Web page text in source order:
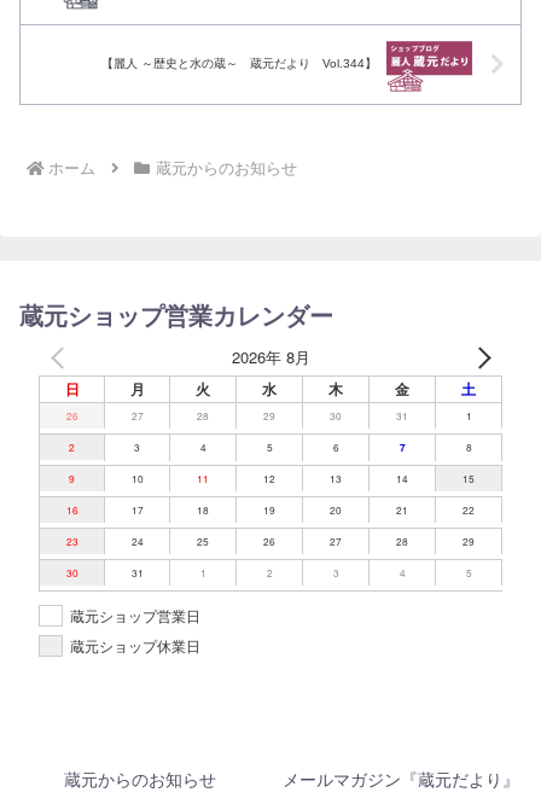
【麗人 ～歴史と水の蔵～ 蔵元だより Vol.344】
ホーム 蔵元からのお知らせ
蔵元ショップ営業カレンダー
2026年 8月
日 月 火 水 木 金 土
26 27 28 29 30 31 1
2 3 4 5 6 7 8
9 10 11 12 13 14 15
16 17 18 19 20 21 22
23 24 25 26 27 28 29
30 31 1 2 3 4 5
蔵元ショップ営業日
蔵元ショップ休業日
蔵元からのお知らせ メールマガジン『蔵元だより』